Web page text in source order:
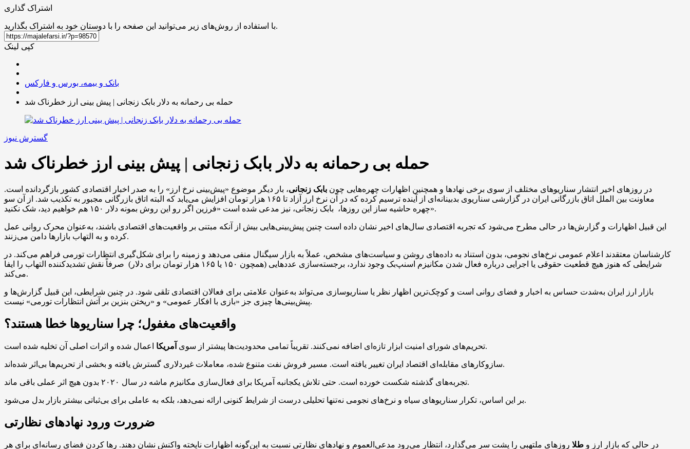
اشتراک گذاری
با استفاده از روش‌های زیر می‌توانید این صفحه را با دوستان خود به اشتراک بگذارید.
کپی لینک
بانک و بیمه، بورس و فارکس
حمله بی رحمانه به دلار بابک زنجانی | پیش بینی ارز خطرناک شد
گسترش نیوز
حمله بی رحمانه به دلار بابک زنجانی | پیش بینی ارز خطرناک شد
در روزهای اخیر انتشار سناریوهای مختلف از سوی برخی نهادها و همچنین اظهارات چهره‌هایی چون بابک زنجانی، بار دیگر موضوع «پیش‌بینی نرخ ارز» را به صدر اخبار اقتصادی کشور بازگردانده است.
معاونت بین الملل اتاق بازرگانی ایران در گزارشی سناریوی بدبینانه‌ای از آینده ترسیم کرده که در آن نرخ ارز آزاد تا ۱۶۵ هزار تومان افزایش می‌یابد که البته اتاق بازرگانی مجبور به تکذیب شد. از آن سو
چهره حاشیه ساز این روزها، بابک زنجانی، نیز مدعی شده است «فرزین اگر رو این روش بمونه دلار ۱۵۰ هم خواهیم دید، شک نکنید».
این قبیل اظهارات و گزارش‌ها در حالی مطرح می‌شود که تجربه اقتصادی سال‌های اخیر نشان داده است چنین پیش‌بینی‌هایی بیش از آنکه مبتنی بر واقعیت‌های اقتصادی باشند، به‌عنوان محرک روانی عمل
کرده و به التهاب بازارها دامن می‌زنند.
کارشناسان معتقدند اعلام عمومی نرخ‌های نجومی، بدون استناد به داده‌های روشن و سیاست‌های مشخص، عملاً به بازار سیگنال منفی می‌دهد و زمینه را برای شکل‌گیری انتظارات تورمی فراهم می‌کند. در
شرایطی که هنوز هیچ قطعیت حقوقی یا اجرایی درباره فعال شدن مکانیزم اسنپ‌بک وجود ندارد، برجسته‌سازی عددهایی (همچون ۱۵۰ یا ۱۶۵ هزار تومان برای دلار) صرفاً نقش تشدیدکننده التهاب را ایفا
می‌کند.
بازار ارز ایران به‌شدت حساس به اخبار و فضای روانی است و کوچک‌ترین اظهار نظر یا سناریوسازی می‌تواند به‌عنوان علامتی برای فعالان اقتصادی تلقی شود. در چنین شرایطی، این قبیل گزارش‌ها و
پیش‌بینی‌ها چیزی جز «بازی با افکار عمومی» و «ریختن بنزین بر آتش انتظارات تورمی» نیست.
واقعیت‌های مغفول؛ چرا سناریوها خطا هستند؟
تحریم‌های شورای امنیت ابزار تازه‌ای اضافه نمی‌کنند. تقریباً تمامی محدودیت‌ها پیشتر از سوی آمریکا اعمال شده و اثرات اصلی آن تخلیه شده است.
سازوکارهای مقابله‌ای اقتصاد ایران تغییر یافته است. مسیر فروش نفت متنوع شده، معاملات غیردلاری گسترش یافته و بخشی از تحریم‌ها بی‌اثر شده‌اند.
تجربه‌های گذشته شکست خورده است. حتی تلاش یکجانبه آمریکا برای فعال‌سازی مکانیزم ماشه در سال ۲۰۲۰ بدون هیچ اثر عملی باقی ماند.
بر این اساس، تکرار سناریوهای سیاه و نرخ‌های نجومی نه‌تنها تحلیلی درست از شرایط کنونی ارائه نمی‌دهد، بلکه به عاملی برای بی‌ثباتی بیشتر بازار بدل می‌شود.
ضرورت ورود نهادهای نظارتی
در حالی که بازار ارز و طلا روزهای ملتهبی را پشت سر می‌گذارد، انتظار می‌رود مدعی‌العموم و نهادهای نظارتی نسبت به این‌گونه اظهارات ناپخته واکنش نشان دهند. رها کردن فضای رسانه‌ای برای هر